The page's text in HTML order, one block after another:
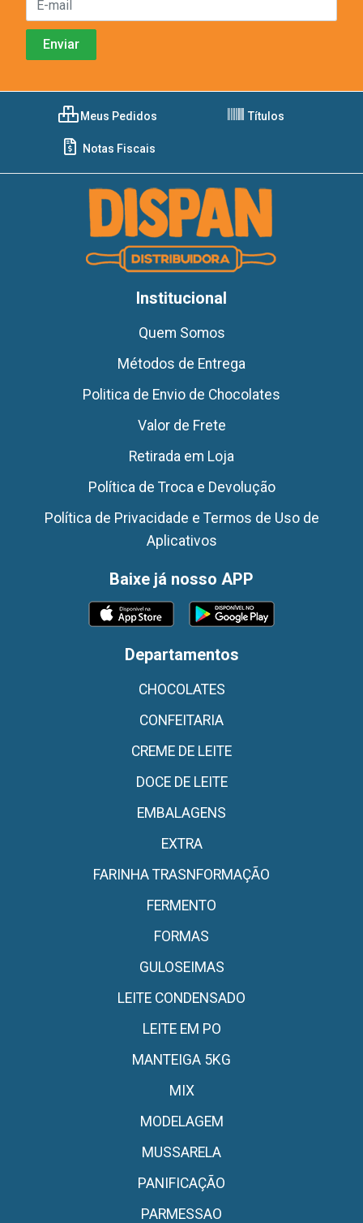
Meus Pedidos Títulos
Notas Fiscais
Institucional
Quem Somos
Métodos de Entrega
Politica de Envio de Chocolates
Valor de Frete
Retirada em Loja
Política de Troca e Devolução
Política de Privacidade e Termos de Uso de
Aplicativos
Baixe já nosso APP
Departamentos
CHOCOLATES
CONFEITARIA
CREME DE LEITE
DOCE DE LEITE
EMBALAGENS
EXTRA
FARINHA TRASNFORMAÇÃO
FERMENTO
FORMAS
GULOSEIMAS
LEITE CONDENSADO
LEITE EM PO
MANTEIGA 5KG
MIX
MODELAGEM
MUSSARELA
PANIFICAÇÃO
PARMESSAO